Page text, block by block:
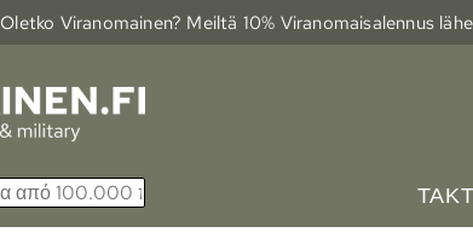
Oletko Viranomainen? Meiltä 10% Viranomais­alennus